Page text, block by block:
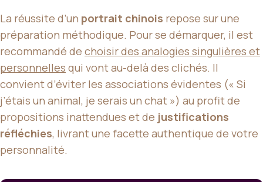
La réussite d’un portrait chinois repose sur une
préparation méthodique. Pour se démarquer, il est
recommandé de choisir des analogies singulières et
personnelles qui vont au-delà des clichés. Il
convient d’éviter les associations évidentes (« Si
j’étais un animal, je serais un chat ») au profit de
propositions inattendues et de justifications
réfléchies, livrant une facette authentique de votre
personnalité.